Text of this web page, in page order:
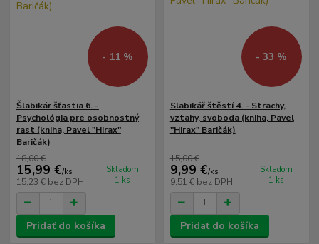
- 11 %
Šlabikár šťastia 6. -
Psychológia pre osobnostný
rast (kniha, Pavel "Hirax"
Baričák)
18,00 €
15,99 €/ks
15,23 € bez DPH
Skladom
1 ks
Pridať do košíka
- 33 %
Slabikář štěstí 4. - Strachy,
vztahy, svoboda (kniha, Pavel
"Hirax" Baričák)
15,00 €
9,99 €/ks
9,51 € bez DPH
Skladom
1 ks
Pridať do košíka